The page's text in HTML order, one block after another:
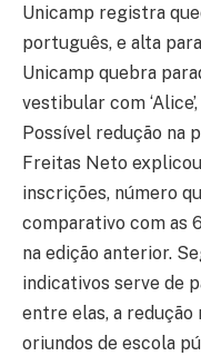
Unicamp registra
português, e alta
Unicamp quebra
vestibular com
Possível redução na
Freitas Neto
inscrições, número
comparativo com as
na edição anterior.
indicativos serve de
entre elas, a redução
oriundos de escola